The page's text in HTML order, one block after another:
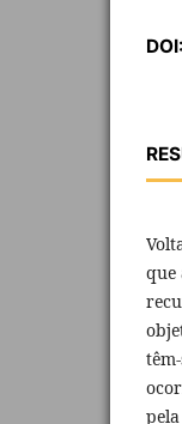
DOI:
que